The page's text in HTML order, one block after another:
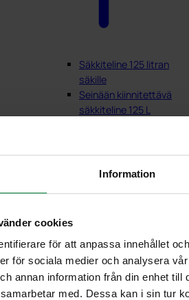
Information
cookies
för att anpassa innehållet
för sociala medier och analysera
annan information från din enhet
med. Dessa kan i sin tur
Säkkiteline 125 litran
säkille
Seinään kiinnitettävä
säkkiteline 125 L
Säkinpidike 240 L
pehmeää muovia
säkkitelineen kanssa
Säkinpidike 240 L,
pyörä
Säkinpidike Longopac